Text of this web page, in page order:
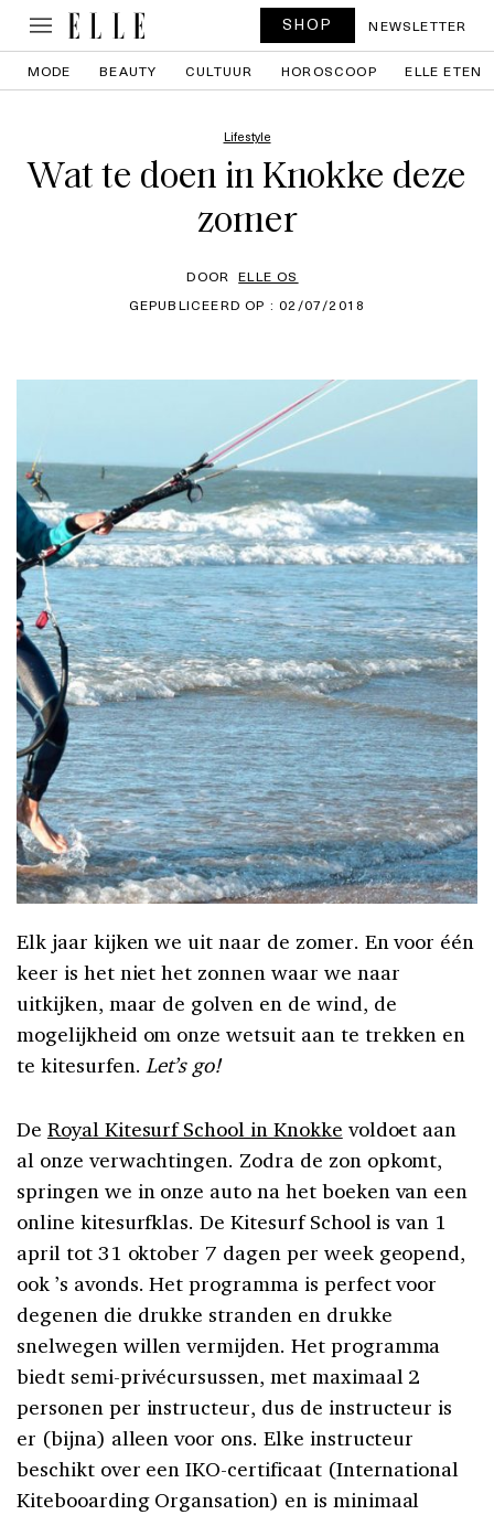
SHOP NEWSLETTER
MODE BEAUTY CULTUUR HOROSCOOP ELLE ETEN
Lifestyle
Wat te doen in Knokke deze
zomer
DOOR ELLE OS
GEPUBLICEERD OP : 02/07/2018
Elk jaar kijken we uit naar de zomer. En voor één
keer is het niet het zonnen waar we naar
uitkijken, maar de golven en de wind, de
mogelijkheid om onze wetsuit aan te trekken en
te kitesurfen. Let’s go!
De Royal Kitesurf School in Knokke voldoet aan
al onze verwachtingen. Zodra de zon opkomt,
springen we in onze auto na het boeken van een
online kitesurfklas. De Kitesurf School is van 1
april tot 31 oktober 7 dagen per week geopend,
ook ’s avonds. Het programma is perfect voor
degenen die drukke stranden en drukke
snelwegen willen vermijden. Het programma
biedt semi-privécursussen, met maximaal 2
personen per instructeur, dus de instructeur is
er (bijna) alleen voor ons. Elke instructeur
beschikt over een IKO-certificaat (International
Kitebooarding Organsation) en is minimaal